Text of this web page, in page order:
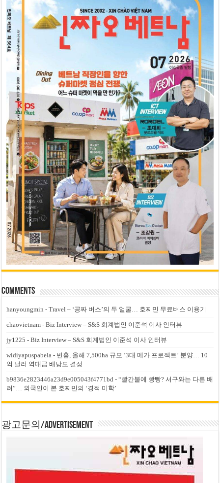
Comments
hanyoungmin -Travel – ‘공짜 버스’의 두 얼굴… 호찌민 무료버스 이용기
chaovietnam -Biz Interview – S&S 회계법인 이준석 이사 인터뷰
jy1225 -Biz Interview – S&S 회계법인 이준석 이사 인터뷰
widiyapuspabela - 빈홈, 올해 7,500ha 규모 ‘3대 메가 프로젝트’ 분양… 10
억 달러 역대급 배당도 결정
b9836e2823446a23d9e005043f4771bd -“빨간불에 빵빵? 서구와는 다른 배
려”… 외국인이 본 호찌민의 ‘경적 미학’
광고문의/Advertisement